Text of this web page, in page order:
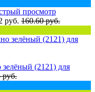
просмотр
руб. 160.60 руб.
(2121) для
руб.